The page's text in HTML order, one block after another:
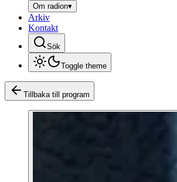
Om radion▾
Arkiv
Kontakt
Sök
Toggle theme
Tillbaka till program